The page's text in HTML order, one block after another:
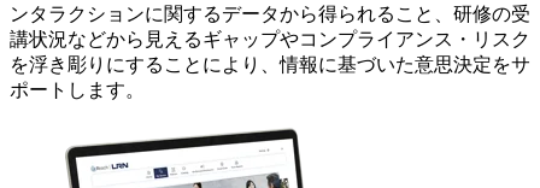
ンタラクションに関するデータから得られること、研修の受
講状況などから見えるギャップやコンプライアンス・リスク
を浮き彫りにすることにより、情報に基づいた意思決定をサ
ポートします。